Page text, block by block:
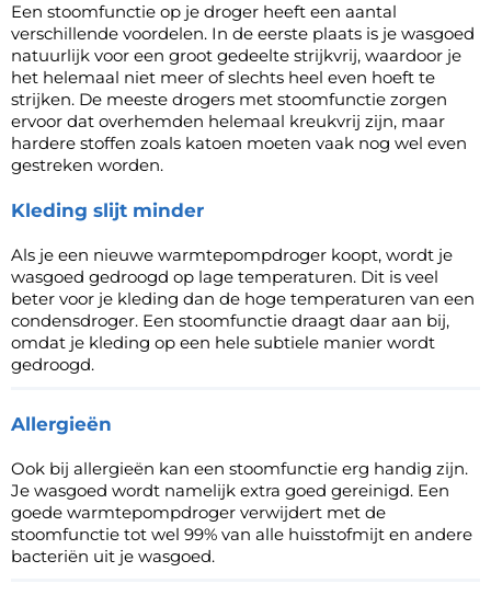
Een stoomfunctie op je droger heeft een aantal
verschillende voordelen. In de eerste plaats is je wasgoed
natuurlijk voor een groot gedeelte strijkvrij, waardoor je
het helemaal niet meer of slechts heel even hoeft te
strijken. De meeste drogers met stoomfunctie zorgen
ervoor dat overhemden helemaal kreukvrij zijn, maar
hardere stoffen zoals katoen moeten vaak nog wel even
gestreken worden.
Kleding slijt minder
Als je een nieuwe warmtepompdroger koopt, wordt je
wasgoed gedroogd op lage temperaturen. Dit is veel
beter voor je kleding dan de hoge temperaturen van een
condensdroger. Een stoomfunctie draagt daar aan bij,
omdat je kleding op een hele subtiele manier wordt
gedroogd.
Allergieën
Ook bij allergieën kan een stoomfunctie erg handig zijn.
Je wasgoed wordt namelijk extra goed gereinigd. Een
goede warmtepompdroger verwijdert met de
stoomfunctie tot wel 99% van alle huisstofmijt en andere
bacteriën uit je wasgoed.